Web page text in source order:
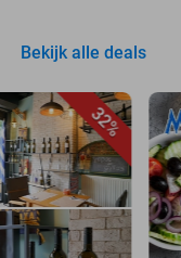
Bekijk alle deals
32%